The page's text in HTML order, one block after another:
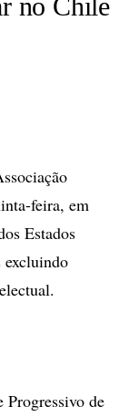
feira, em
Estados
excluindo
de